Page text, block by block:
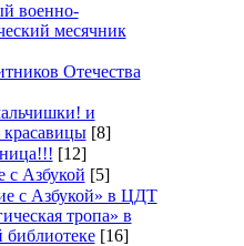
военно-
месячник
Отечества
и
[8]
[12]
с Азбукой [5]
с Азбукой» в ЦДТ
тропа» в
библиотеке [16]